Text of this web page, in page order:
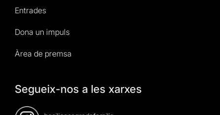
Entrades
Dona un impuls
Àrea de premsa
Segueix-nos a les xarxes